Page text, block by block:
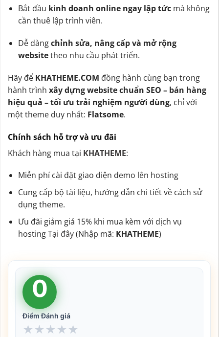
Bắt đầu kinh doanh online ngay lập tứcmà không
cần thuê lập trình viên.
Dễ dàngchỉnh sửa, nâng cấp và mở rộng
websitetheo nhu cầu phát triển.
Hãy để KHATHEME.COM đồng hành cùng bạn trong
hành trình xây dựng website chuẩn SEO – bán hàng
hiệu quả – tối ưu trải nghiệm người dùng, chỉ với
một theme duy nhất: Flatsome.
Chính sách hỗ trợ và ưu đãi
Khách hàng mua tại KHATHEME:
Miễn phí cài đặt giao diện demo lên hosting
Cung cấp bộ tài liệu, hướng dẫn chi tiết về cách sử
dụng theme.
Ưu đãi giảm giá 15% khi mua kèm với dịch vụ
hostingTại đây(Nhập mã: KHATHEME)
0
Điểm Đánh giá
★ ★ ★ ★ ★